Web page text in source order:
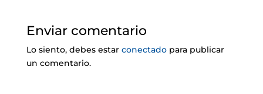
Enviar comentario
Lo siento, debes estar conectadopara publicar
un comentario.